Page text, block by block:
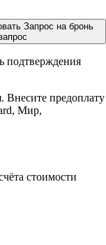
Запрос на бронь
подтверждения
Внесите предоплату
Мир,
стоимости